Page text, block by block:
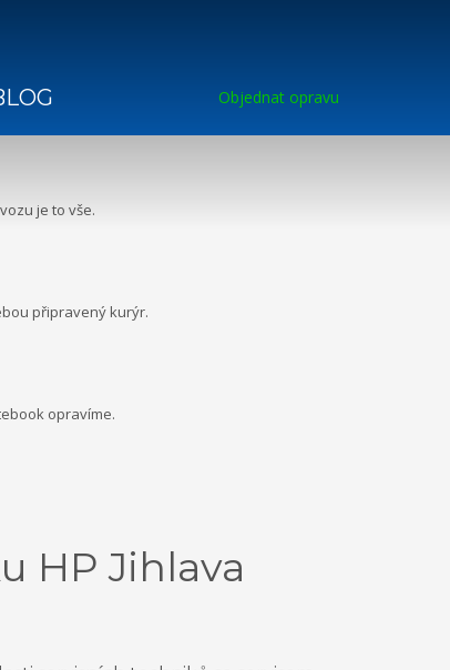
Objednat opravu
je to vše.
připravený kurýr.
opravíme.
HP Jihlava